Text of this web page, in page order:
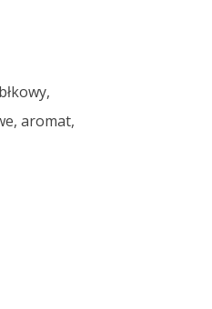
aromat,